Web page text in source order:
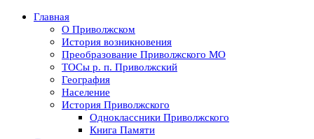
Главная
О Приволжском
История возникновения
Преобразование Приволжского МО
ТОСы р. п. Приволжский
География
Население
История Приволжского
Одноклассники Приволжского
Книга Памяти